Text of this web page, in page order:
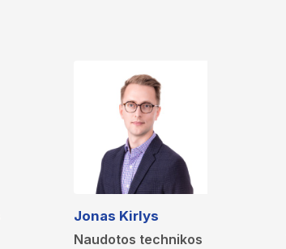
Jonas Kirlys
Naudotos technikos